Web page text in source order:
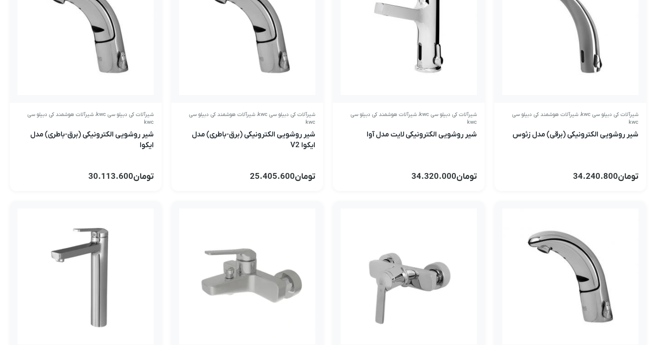
شیرآلات کی دبیلو سی kwc ، شیرآلات هوشمند کی دبیلو سی
kwc
شیر روشویی الکترونیکی (برقی) مدل زئوس
تومان34.240.800
شیرآلات کی دبیلو سی kwc ، شیرآلات هوشمند کی دبیلو سی
kwc
شیر روشویی الکترونیکی لایت مدل آوا
تومان34.320.000
شیرآلات کی دبیلو سی kwc ، شیرآلات هوشمند کی دبیلو سی
kwc
شیر روشویی الکترونیکی (برق-باطری) مدل
ایکوا V2
تومان25.405.600
شیرآلات کی دبیلو سی kwc ، شیرآلات هوشمند کی دبیلو سی
kwc
شیر روشویی الکترونیکی (برق-باطری) مدل
ایکوا
تومان30.113.600